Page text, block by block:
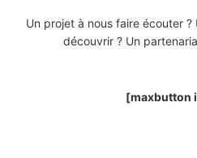
Un projet à nous faire écouter
découvrir ? Un
[maxbutton